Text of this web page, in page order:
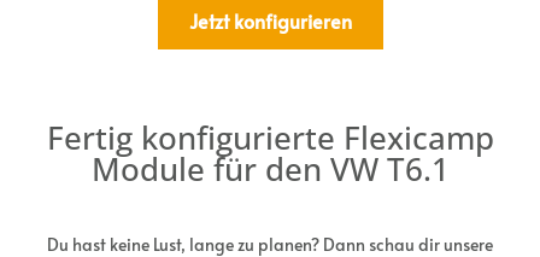
Jetzt konfigurieren
Fertig konfigurierte Flexicamp
Module für den VW T6.1
Du hast keine Lust, lange zu planen? Dann schau dir unsere